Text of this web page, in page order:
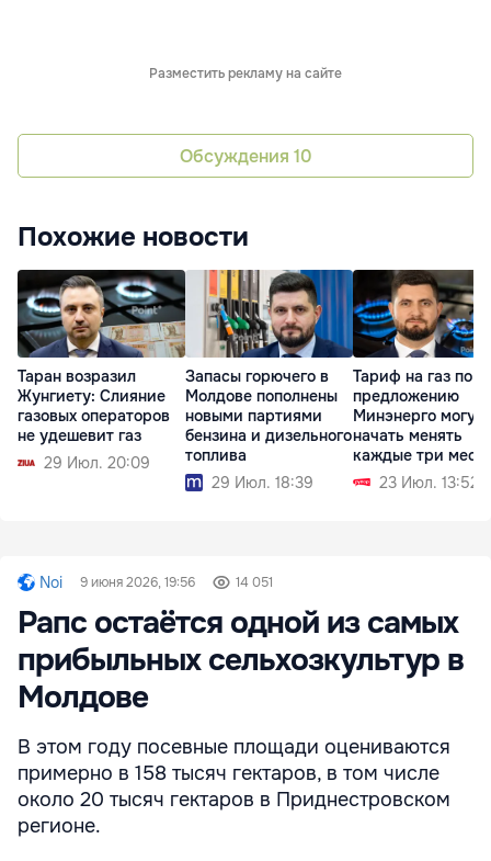
Разместить рекламу на сайте
Обсуждения 10
Похожие новости
Таран возразил
Жунгиету: Слияние
газовых операторов
не удешевит газ
29 Июл. 20:09
Запасы горючего в
Молдове пополнены
новыми партиями
бензина и дизельного
топлива
29 Июл. 18:39
Тариф на газ по
предложению
Минэнерго могут
начать менять
каждые три
23 Июл. 13:52
Noi 9 июня 2026, 19:56 14 051
Рапс остаётся одной из самых
прибыльных сельхозкультур в
Молдове
В этом году посевные площади оцениваются
примерно в 158 тысяч гектаров, в том числе
около 20 тысяч гектаров в Приднестровском
регионе.